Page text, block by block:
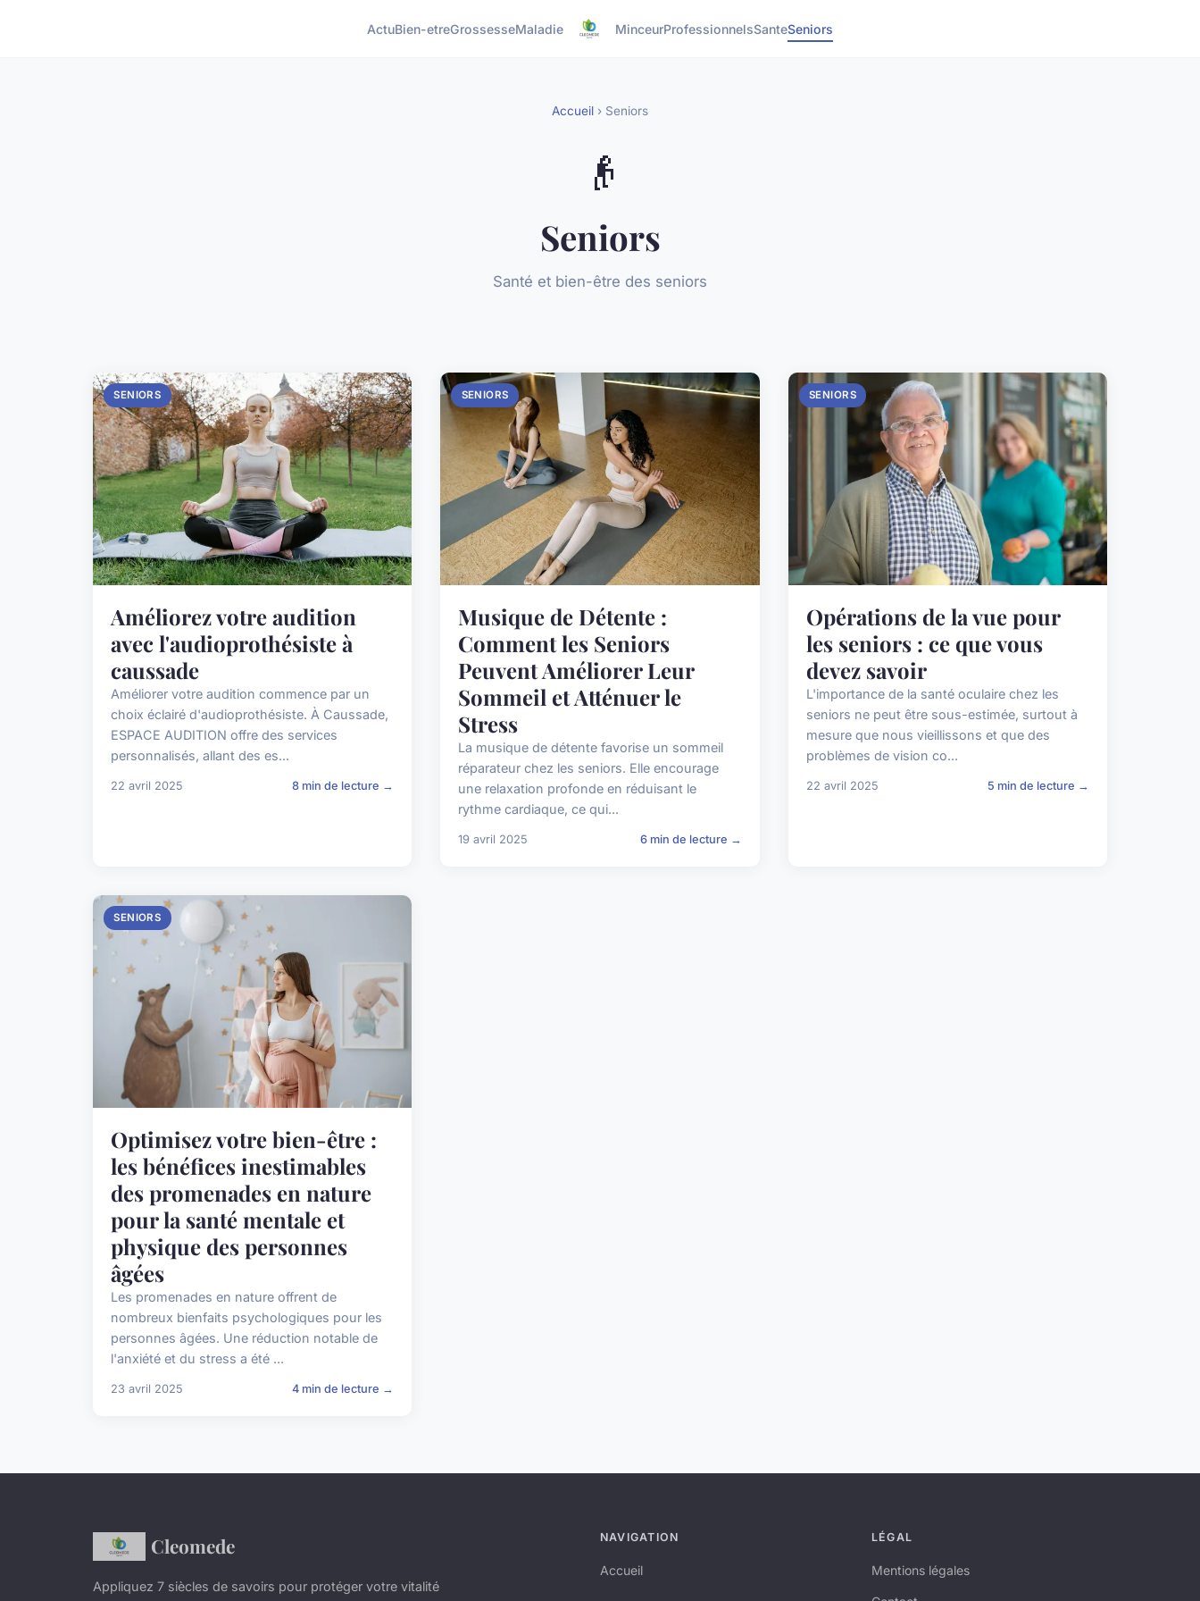
ActuBien-etreGrossesseMaladie MinceurProfessionnelsSanteSeniors
Accueil › Seniors
👴
Seniors
Santé et bien-être des seniors
SENIORS
Améliorez votre audition
avec l'audioprothésiste à
caussade
Améliorer votre audition commence par un
choix éclairé d'audioprothésiste. À Caussade,
ESPACE AUDITION offre des services
personnalisés, allant des es...
22 avril 2025 8 min de lecture →
SENIORS
Musique de Détente :
Comment les Seniors
Peuvent Améliorer Leur
Sommeil et Atténuer le
Stress
La musique de détente favorise un sommeil
réparateur chez les seniors. Elle encourage
une relaxation profonde en réduisant le
rythme cardiaque, ce qui...
19 avril 2025 6 min de lecture →
SENIORS
Opérations de la vue pour
les seniors : ce que vous
devez savoir
L'importance de la santé oculaire chez les
seniors ne peut être sous-estimée, surtout à
mesure que nous vieillissons et que des
problèmes de vision co...
22 avril 2025 5 min de lecture →
SENIORS
Optimisez votre bien-être :
les bénéfices inestimables
des promenades en nature
pour la santé mentale et
physique des personnes
âgées
Les promenades en nature offrent de
nombreux bienfaits psychologiques pour les
personnes âgées. Une réduction notable de
l'anxiété et du stress a été ...
23 avril 2025 4 min de lecture →
Cleomede
Appliquez 7 siècles de savoirs pour protéger votre vitalité
NAVIGATION
Accueil
LÉGAL
Mentions légales